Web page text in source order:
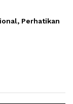
Perhatikan